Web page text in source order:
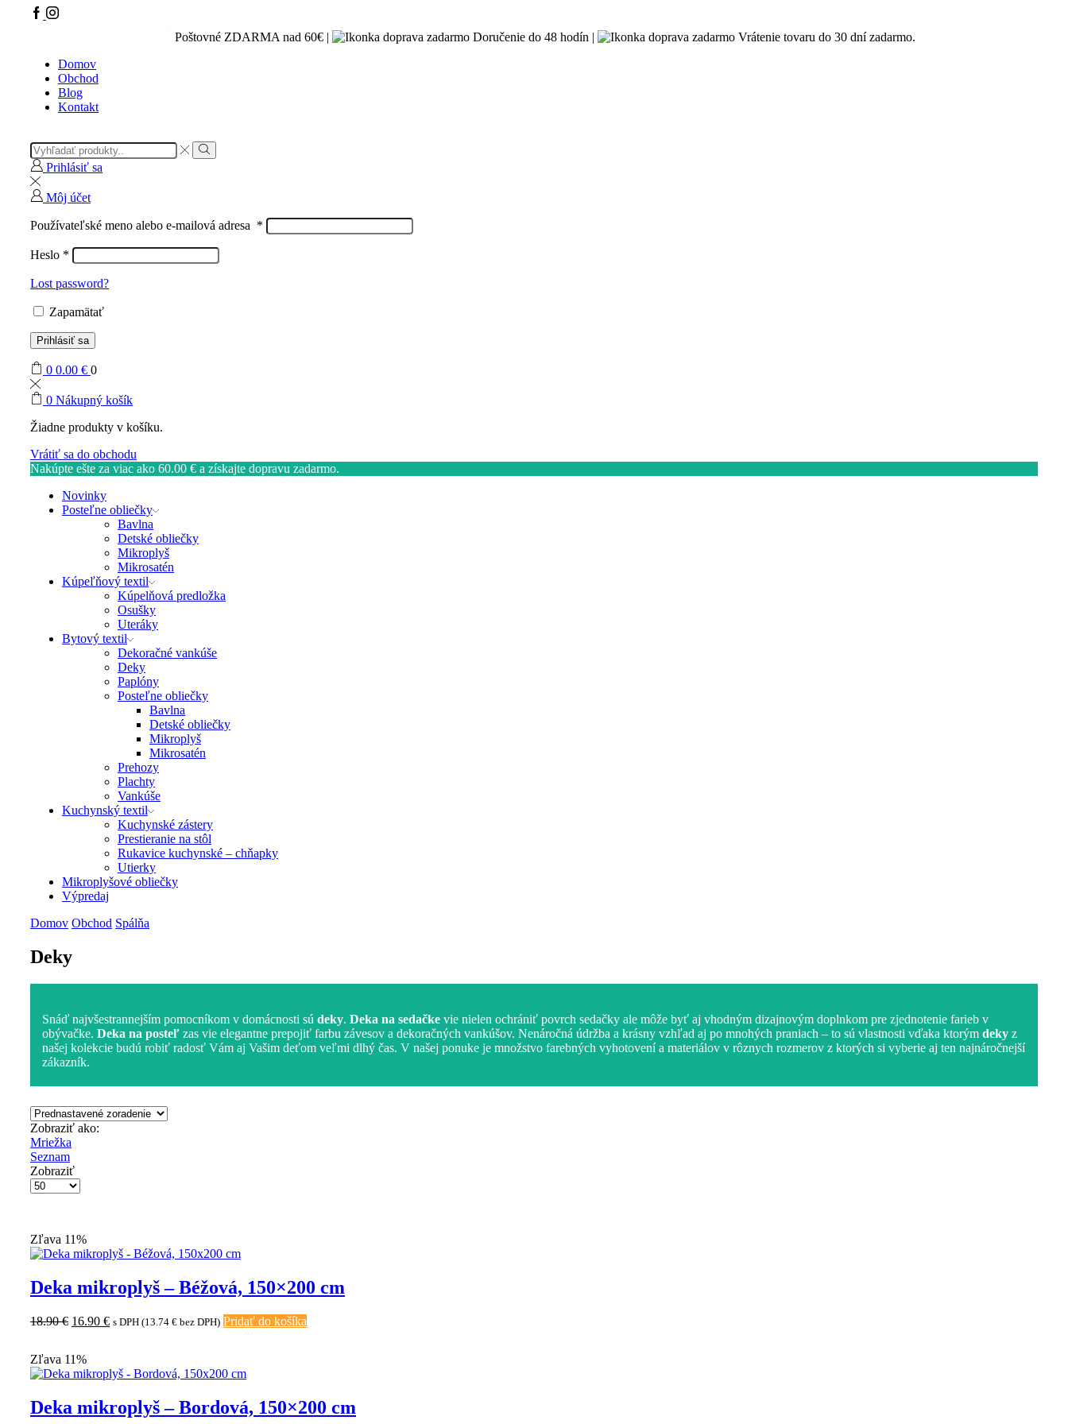
Facebook
IG
Poštovné ZDARMA nad 60€ |
Doručenie do 48 hodín |
Vrátenie tovaru do 30 dní zadarmo.
Domov
Obchod
Blog
Kontakt
Search
input
Vyhľadávanie
Prihlásiť sa
Môj účet
Používateľské meno alebo e-mailová adresa *
Heslo *
Lost password?
Zapamätať
Prihlásiť sa
0 0.00 € 0
0 Nákupný košík
Žiadne produkty v košíku.
Vrátiť sa do obchodu
Nakúpte ešte za viac ako 60.00 € a získajte dopravu zadarmo.
Novinky
Posteľne obliečky
Bavlna
Detské obliečky
Mikroplyš
Mikrosatén
Kúpeľňový textil
Kúpelňová predložka
Osušky
Uteráky
Bytový textil
Dekoračné vankúše
Deky
Paplóny
Posteľne obliečky
Bavlna
Detské obliečky
Mikroplyš
Mikrosatén
Prehozy
Plachty
Vankúše
Kuchynský textil
Kuchynské zástery
Prestieranie na stôl
Rukavice kuchynské – chňapky
Utierky
Mikroplyšové obliečky
Výpredaj
Domov Obchod Spálňa
Deky
Snáď najvšestrannejším pomocníkom v domácnosti sú deky. Deka na sedačke vie nielen ochrániť povrch sedačky ale môže byť aj vhodným dizajnovým doplnkom pre zjednotenie farieb v
obývačke. Deka na posteľ zas vie elegantne prepojiť farbu závesov a dekoračných vankúšov. Nenáročná údržba a krásny vzhľad aj po mnohých praniach – to sú vlastnosti vďaka ktorým deky z
našej kolekcie budú robiť radosť Vám aj Vašim deťom veľmi dlhý čas. V našej ponuke je množstvo farebných vyhotovení a materiálov v rôznych rozmerov z ktorých si vyberie aj ten najnáročnejší
zákazník.
Zobraziť ako:
Mriežka
Seznam
Zobraziť
Počet
Zľava 11%
Deka mikroplyš – Béžová, 150×200 cm
18.90€ Pôvodná
18.90 €.
16.90 €Aktuálna
s DPH (13.74 € bez DPH) Pridať do košíka
Zľava 11%
Deka mikroplyš – Bordová, 150×200 cm